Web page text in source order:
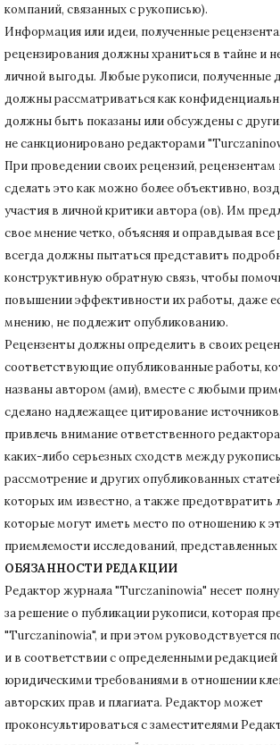
компаний, связанных с рукописью).
Информация или идеи, полученные
рецензирования должны храниться в тайне и
личной выгоды. Любые рукописи, полученные
должны рассматриваться как
должны быть показаны или обсуждены с
не санкционировано редакторами
При проведении своих рецензий,
сделать это как можно более объективно,
участия в личной критики автора (ов). Им
свое мнение четко, объясняя и оправдывая
всегда должны пытаться представить
конструктивную обратную связь, чтобы
повышении эффективности их работы, даже
мнению, не подлежит опубликованию.
Рецензенты должны определить в своих
соответствующие опубликованные работы,
названы автором (ами), вместе с любыми
сделано надлежащее цитирование источников.
привлечь внимание ответственного
каких-либо серьезных сходств между
рассмотрение и других опубликованных
которых им известно, а также
которые могут иметь место по отношению к
приемлемости исследований, представленных
ОБЯЗАННОСТИ РЕДАКЦИИ
Редактор журнала "Turczaninowia" несет
за решение о публикации рукописи, которая
"Turczaninowia", и при этом руководствуется
и в соответствии с определенными
юридическими требованиями в отношении
авторских прав и плагиата. Редактор может
проконсультироваться с заместителями